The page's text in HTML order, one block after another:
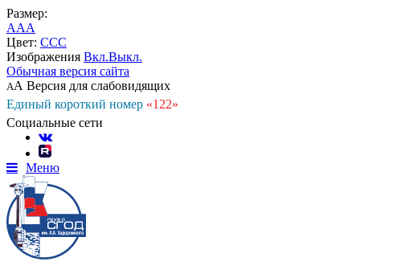
Размер:
AAA
Цвет: CCC
Изображения Вкл.Выкл.
Обычная версия сайта
АА Версия для слабовидящих
Единый короткий номер «122»
Социальные сети
Меню